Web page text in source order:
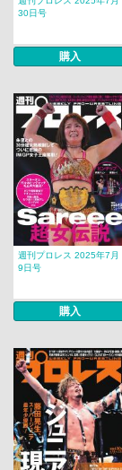
30日号
購入
週刊プロレス 2025年7月
9日号
購入